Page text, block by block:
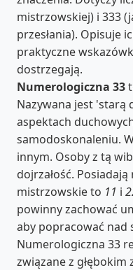
mistrzowskiej) i 333
przesłania). Opisuje
praktyczne
dostrzegają.
Numerologiczna 33
Nazywana jest 'starą
aspektach
samodoskonaleniu.
innym. Osoby z tą
dojrzałość.
mistrzowskie to 11 i
powinny zachować
aby popracować nad
Numerologiczna 33
związane z